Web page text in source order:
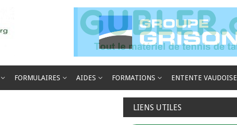
FORMULAIRES AIDES FORMATIONS ENTENTE VAUDOISE
LIENS UTILES